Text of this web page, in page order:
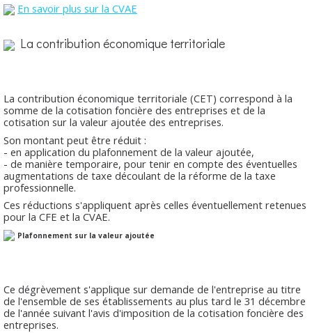
En savoir plus sur la CVAE
La contribution économique territoriale
La contribution économique territoriale (CET) correspond à la
somme de la cotisation foncière des entreprises et de la
cotisation sur la valeur ajoutée des entreprises.
Son montant peut être réduit :
- en application du plafonnement de la valeur ajoutée,
- de manière temporaire, pour tenir en compte des éventuelles
augmentations de taxe découlant de la réforme de la taxe
professionnelle.
Ces réductions s'appliquent après celles éventuellement retenues
pour la CFE et la CVAE.
Plafonnement sur la valeur ajoutée
Ce dégrèvement s'applique sur demande de l'entreprise au titre
de l'ensemble de ses établissements au plus tard le 31 décembre
de l'année suivant l'avis d'imposition de la cotisation foncière des
entreprises.